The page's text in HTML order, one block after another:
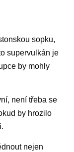
sopku,
supervulkán je
by mohly
není třeba se
by hrozilo
nejen